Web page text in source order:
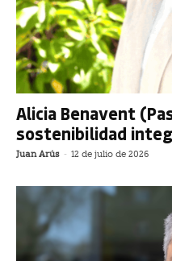
Alicia Benavent
sostenibilidad
Juan Arús - 12 de julio de 2026